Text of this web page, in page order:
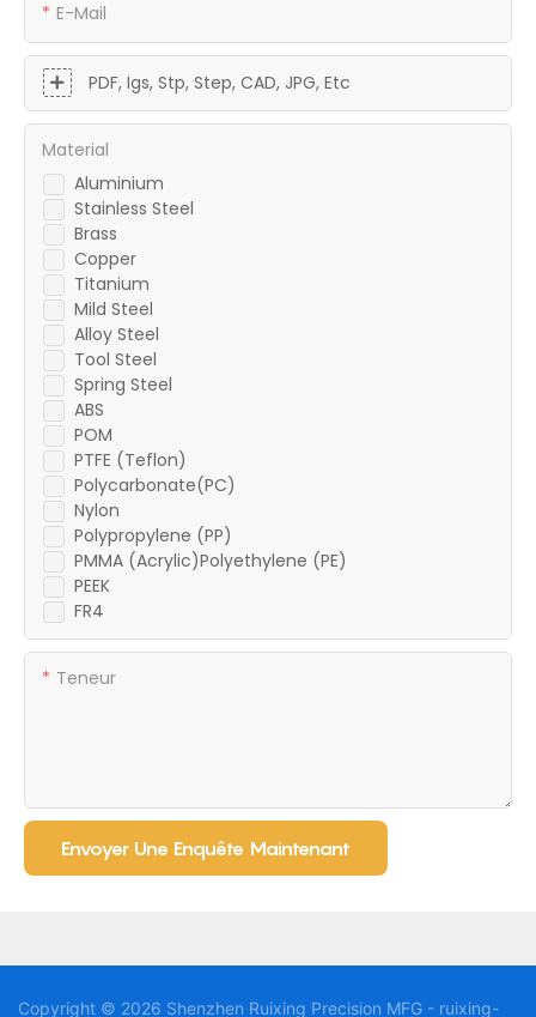
E-Mail
PDF, Igs, Stp, Step, CAD, JPG, Etc
Aluminium
Stainless Steel
Brass
Copper
Titanium
Mild Steel
Alloy Steel
Tool Steel
Spring Steel
ABS
POM
PTFE (Teflon)
Polycarbonate(PC)
Nylon
Polypropylene (PP)
PMMA (Acrylic)Polyethylene (PE)
PEEK
FR4
Material
Teneur
Envoyer Une Enquête Maintenant
Copyright © 2026 Shenzhen Ruixing Precision MFG - ruixing-